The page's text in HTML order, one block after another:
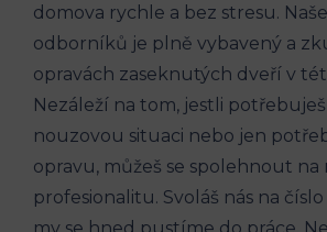
domova rychle a bez stresu.
odborníků je plně vybavený a
opravách zaseknutých dveří v
Nezáleží na tom, jestli
nouzovou situaci nebo jen
opravu, můžeš se spolehnout na
profesionalitu. Svoláš nás na číslo